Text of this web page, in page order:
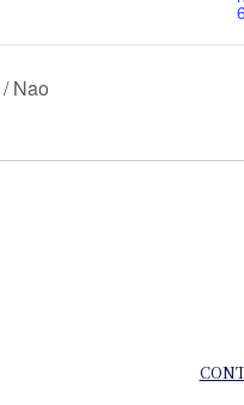
Nao